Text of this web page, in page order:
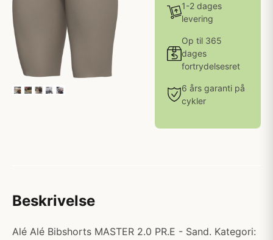
1-2 dages
levering
Op til 365
dages
fortrydelsesret
6 års garanti på
cykler
Beskrivelse
Alé Alé Bibshorts MASTER 2.0 PR.E - Sand. Kategori: